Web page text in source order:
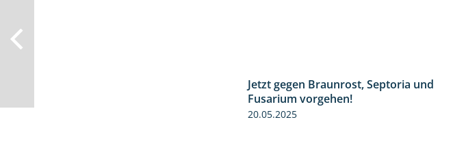
Jetzt gegen Braunrost, Septoria und
Fusarium vorgehen!
20.05.2025